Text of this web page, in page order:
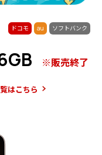
ドコモ au ソフトバンク
※販売終了
はこちら